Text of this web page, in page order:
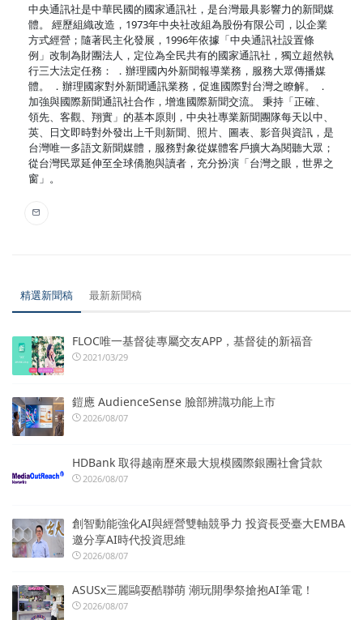
中央通訊社是中華民國的國家通訊社，是台灣最具影響力的新聞媒
體。 經歷組織改造，1973年中央社改組為股份有限公司，以企業
方式經營；隨著民主化發展，1996年依據「中央通訊社設置條
例」改制為財團法人，定位為全民共有的國家通訊社，獨立超然執
行三大法定任務： ．辦理國內外新聞報導業務，服務大眾傳播媒
體。 ．辦理國家對外新聞通訊業務，促進國際對台灣之瞭解。 ．
加強與國際新聞通訊社合作，增進國際新聞交流。 秉持「正確、
領先、客觀、翔實」的基本原則，中央社專業新聞團隊每天以中、
英、日文即時對外發出上千則新聞、照片、圖表、影音與資訊，是
台灣唯一多語文新聞媒體，服務對象從媒體客戶擴大為閱聽大眾；
從台灣民眾延伸至全球僑胞與讀者，充分扮演「台灣之眼，世界之
窗」。
精選新聞稿 最新新聞稿
FLOC唯一基督徒專屬交友APP，基督徒的新福音
2021/03/29
鎧應 AudienceSense 臉部辨識功能上市
2026/08/07
HDBank 取得越南歷來最大規模國際銀團社會貸款
2026/08/07
創智動能強化AI與經營雙軸競爭力 投資長受臺大EMBA
邀分享AI時代投資思維
2026/08/07
ASUSx三麗鷗耍酷聯萌 潮玩開學祭搶抱AI筆電！
2026/08/07